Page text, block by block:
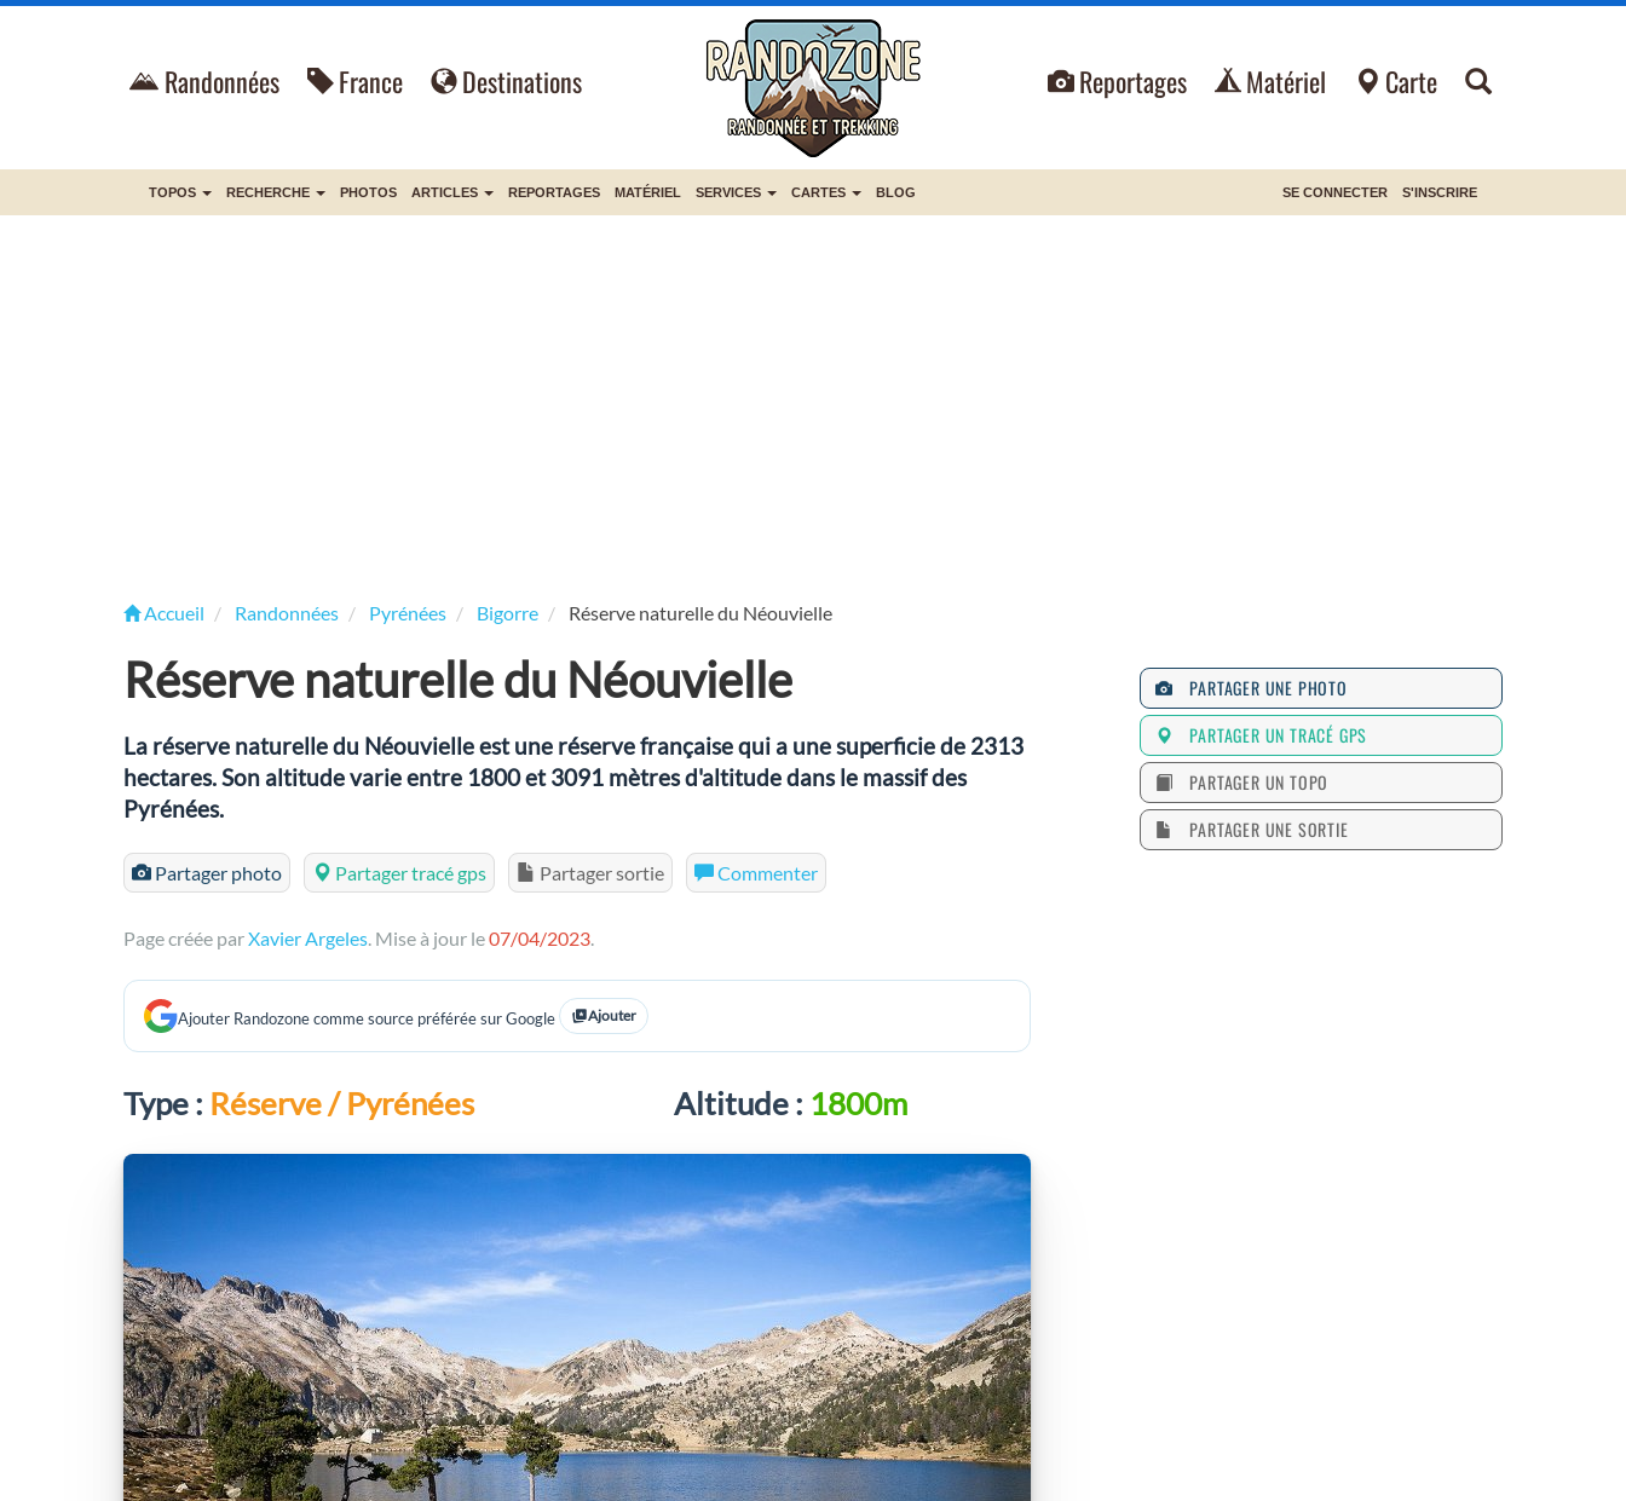
Randonnées France Destinations Reportages Matériel Carte
TOPOS RECHERCHE PHOTOS ARTICLES REPORTAGES MATÉRIEL SERVICES CARTES BLOG SE CONNECTER S'INSCRIRE
Accueil Randonnées Pyrénées Bigorre Réserve naturelle du Néouvielle
Réserve naturelle du Néouvielle
La réserve naturelle du Néouvielle est une réserve française qui a une superficie de 2313
hectares. Son altitude varie entre 1800 et 3091 mètres d'altitude dans le massif des
Pyrénées.
Partager photo Partager tracé gps Partager sortie Commenter
Page créée parXavier Argeles. Mise à jour le07/04/2023.
Ajouter Randozone comme source préférée sur Google Ajouter
Type : Réserve / Pyrénées Altitude : 1800m
PARTAGER UNE PHOTO
PARTAGER UN TRACÉ GPS
PARTAGER UN TOPO
PARTAGER UNE SORTIE